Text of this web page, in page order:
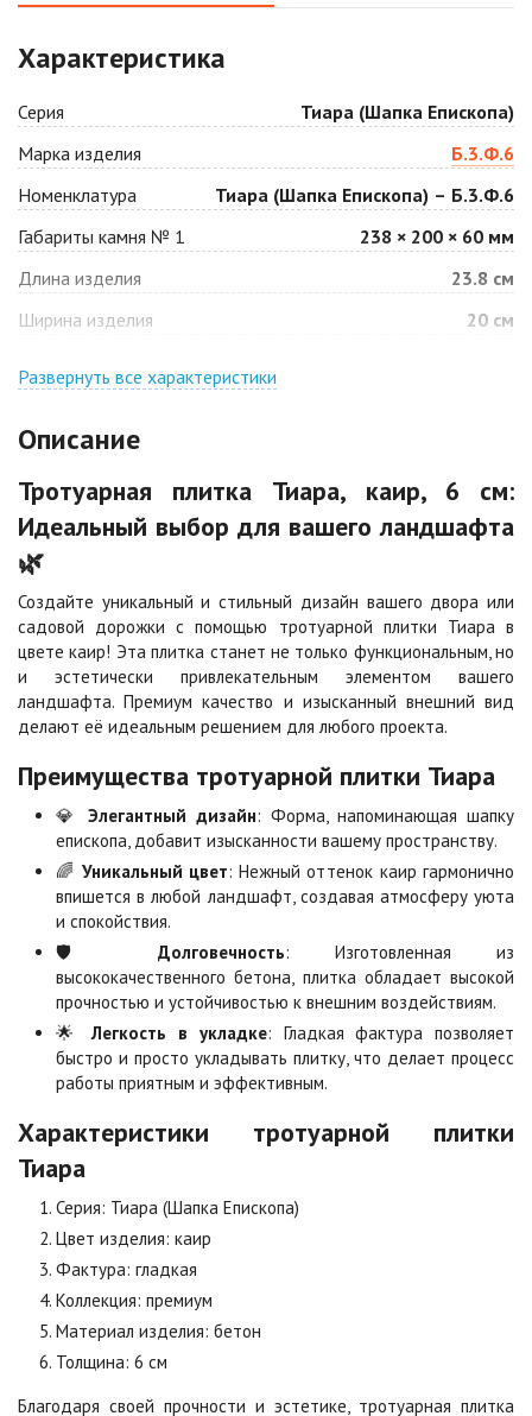
Цена по запросу
Антрацит
Цена по запросу
Арабская ночь
Цена по запросу
Барселона
Цена по запросу
Белая
Цена по запросу
Цена по запросу
Цена по запросу Цена по запросу
Цена по запросу
Клинкер
Цена по запросу
Конго
Цена по запросу
Коричневая Красная
Листопад
Цена по запросу
Меланж
Цена по запросу
Мокко
Цена по запросу
Неаполь
Цена по запросу
Оранжевая
Особая серия
Цена по запросу
Сахара
Цена по запросу
Серо-белая Сомон
Характеристика
Серия
Тиара (Шапка Епископа)
Марка изделия
Б.3.Ф.6
Номенклатура
Тиара (Шапка Епископа) – Б.3.Ф.6
Габариты камня № 1
238 × 200 × 60 мм
Длина изделия
23.8 см
Ширина изделия
20 см
Развернуть все характеристики
Описание
Тротуарная плитка Тиара, каир, 6 см:
Идеальный выбор для вашего ландшафта
🌿
Создайте уникальный и стильный дизайн вашего двора или
садовой дорожки с помощью тротуарной плитки Тиара в
цвете каир! Эта плитка станет не только функциональным, но
и эстетически привлекательным элементом вашего
ландшафта. Премиум качество и изысканный внешний вид
делают её идеальным решением для любого проекта.
Преимущества тротуарной плитки Тиара
💎 Элегантный дизайн: Форма, напоминающая шапку
епископа, добавит изысканности вашему пространству.
🌈 Уникальный цвет: Нежный оттенок каир гармонично
впишется в любой ландшафт, создавая атмосферу уюта
и спокойствия.
🛡️ Долговечность: Изготовленная из
высококачественного бетона, плитка обладает высокой
прочностью и устойчивостью к внешним воздействиям.
🌟Легкость в укладке: Гладкая фактура позволяет
быстро и просто укладывать плитку, что делает процесс
работы приятным и эффективным.
Характеристики тротуарной плитки
Тиара
Серия: Тиара (Шапка Епископа)
Цвет изделия: каир
Фактура: гладкая
Коллекция: премиум
Материал изделия: бетон
Толщина: 6 см
Благодаря своей прочности и эстетике, тротуарная плитка